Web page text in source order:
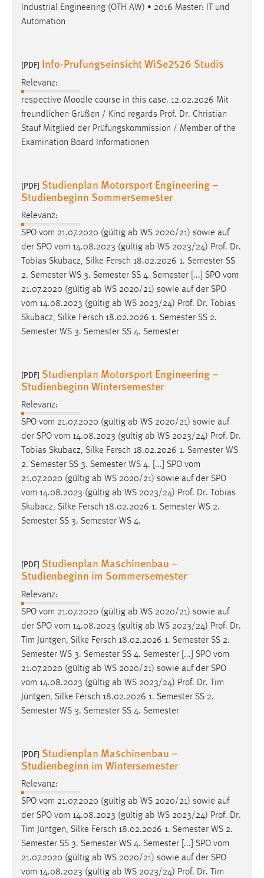
Industrial Engineering (OTH AW) • 2016 Master: IT und
Automation
[PDF] Info-Prufungseinsicht WiSe2526 Studis
Relevanz:
respective Moodle course in this case. 12.02.2026 Mit
freundlichen Grüßen / Kind regards Prof. Dr. Christian
Stauf Mitglied der Prüfungskommission / Member of the
Examination Board Informationen
[PDF] Studienplan Motorsport Engineering –
Studienbeginn Sommersemester
Relevanz:
SPO vom 21.07.2020 (gültig ab WS 2020/21) sowie auf
der SPO vom 14.08.2023 (gültig ab WS 2023/24) Prof. Dr.
Tobias Skubacz, Silke Fersch 18.02.2026 1. Semester SS
2. Semester WS 3. Semester SS 4. Semester [...] SPO vom
21.07.2020 (gültig ab WS 2020/21) sowie auf der SPO
vom 14.08.2023 (gültig ab WS 2023/24) Prof. Dr. Tobias
Skubacz, Silke Fersch 18.02.2026 1. Semester SS 2.
Semester WS 3. Semester SS 4. Semester
[PDF] Studienplan Motorsport Engineering –
Studienbeginn Wintersemester
Relevanz:
SPO vom 21.07.2020 (gültig ab WS 2020/21) sowie auf
der SPO vom 14.08.2023 (gültig ab WS 2023/24) Prof. Dr.
Tobias Skubacz, Silke Fersch 18.02.2026 1. Semester WS
2. Semester SS 3. Semester WS 4. [...] SPO vom
21.07.2020 (gültig ab WS 2020/21) sowie auf der SPO
vom 14.08.2023 (gültig ab WS 2023/24) Prof. Dr. Tobias
Skubacz, Silke Fersch 18.02.2026 1. Semester WS 2.
Semester SS 3. Semester WS 4.
[PDF] Studienplan Maschinenbau –
Studienbeginn im Sommersemester
Relevanz:
SPO vom 21.07.2020 (gültig ab WS 2020/21) sowie auf
der SPO vom 14.08.2023 (gültig ab WS 2023/24) Prof. Dr.
Tim Jüntgen, Silke Fersch 18.02.2026 1. Semester SS 2.
Semester WS 3. Semester SS 4. Semester [...] SPO vom
21.07.2020 (gültig ab WS 2020/21) sowie auf der SPO
vom 14.08.2023 (gültig ab WS 2023/24) Prof. Dr. Tim
Jüntgen, Silke Fersch 18.02.2026 1. Semester SS 2.
Semester WS 3. Semester SS 4. Semester
[PDF] Studienplan Maschinenbau –
Studienbeginn im Wintersemester
Relevanz:
SPO vom 21.07.2020 (gültig ab WS 2020/21) sowie auf
der SPO vom 14.08.2023 (gültig ab WS 2023/24) Prof. Dr.
Tim Jüntgen, Silke Fersch 18.02.2026 1. Semester WS 2.
Semester SS 3. Semester WS 4. Semester [...] SPO vom
21.07.2020 (gültig ab WS 2020/21) sowie auf der SPO
vom 14.08.2023 (gültig ab WS 2023/24) Prof. Dr. Tim
EXTERNE MEDIEN
Um Inhalte von Videoplattformen und Social Media
YouTube
Vimeo